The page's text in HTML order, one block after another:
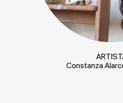
Constanza